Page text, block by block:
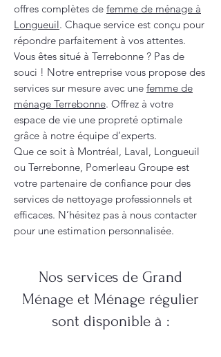
offres complètes de femme de ménage à
Longueuil. Chaque service est conçu pour
répondre parfaitement à vos attentes.
Vous êtes situé à Terrebonne ? Pas de
souci ! Notre entreprise vous propose des
services sur mesure avec une femme de
ménage Terrebonne. Offrez à votre
espace de vie une propreté optimale
grâce à notre équipe d’experts.
Que ce soit à Montréal, Laval, Longueuil
ou Terrebonne, Pomerleau Groupe est
votre partenaire de confiance pour des
services de nettoyage professionnels et
efficaces. N’hésitez pas à nous contacter
pour une estimation personnalisée.
Nos services de Grand
Ménage et Ménage régulier
sont disponible à :